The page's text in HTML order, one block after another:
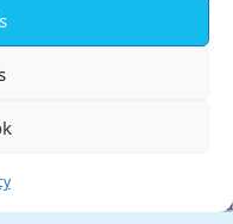
✕